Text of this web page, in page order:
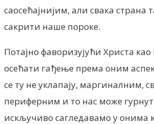
саосећајнијим, али свака страна
сакрити наше пороке.
Потајно фаворизујући Христа
осећати гађење према оним
се ту не уклапају, маргиналним,
периферним и то нас може
искључиво сагледавамо у онима